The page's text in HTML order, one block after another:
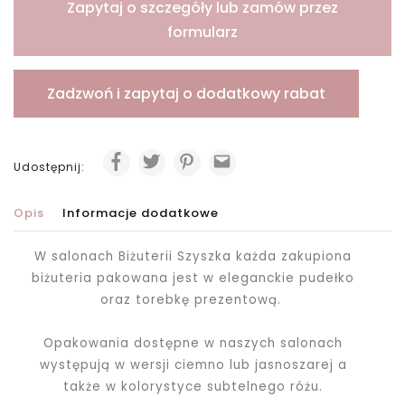
Zapytaj o szczegóły lub zamów przez
formularz
Zadzwoń i zapytaj o dodatkowy rabat
Udostępnij:
Opis Informacje dodatkowe
W salonach Biżuterii Szyszka każda zakupiona
biżuteria pakowana jestw eleganckie pudełko
oraz torebkę prezentową.
Opakowania dostępne w naszych salonach
występują w wersji ciemno lub jasnoszarej a
także w kolorystyce subtelnego różu.